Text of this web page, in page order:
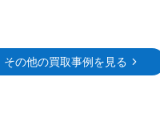
その他の買取事例を見る